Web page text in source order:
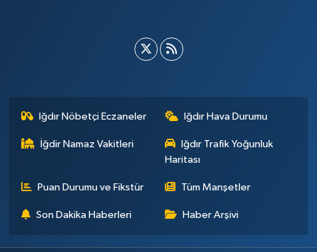
Iğdır Nöbetçi Eczaneler Iğdır Hava Durumu
İğdir Namaz Vakitleri
Iğdır Trafik Yoğunluk
Haritası
Puan Durumu ve Fikstür Tüm Manşetler
Son Dakika Haberleri Haber Arşivi